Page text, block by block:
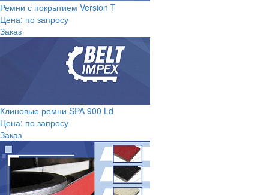
Ремни с покрытием Version T
Цена: по запросу
Заказ
Клиновые ремни SPA 900 Ld
Цена: по запросу
Заказ